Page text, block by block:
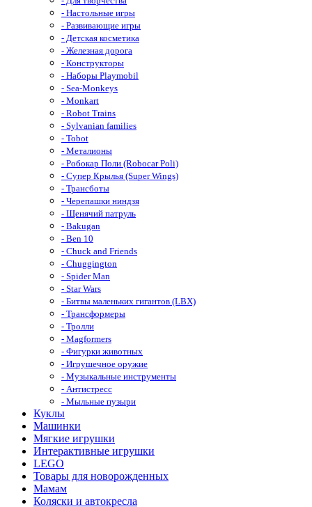
- Настольные игры
- Развивающие игры
- Детская косметика
- Железная дорога
- Конструкторы
- Наборы Playmobil
- Sea-Monkeys
- Monkart
- Robot Trains
- Sylvanian families
- Tobot
- Металионы
- Робокар Поли (Robocar Poli)
- Супер Крылья (Super Wings)
- Трансботы
- Черепашки ниндзя
- Щенячий патруль
- Bakugan
- Ben 10
- Chuck and Friends
- Chuggington
- Spider Man
- Star Wars
- Битвы маленьких гигантов (LBX)
- Трансформеры
- Тролли
- Magformers
- Фигурки животных
- Игрушечное оружие
- Музыкальные инструменты
- Антистресс
- Мыльные пузыри
Куклы
Машинки
Мягкие игрушки
Интерактивные игрушки
LEGO
Товары для новорожденных
Мамам
Коляски и автокресла